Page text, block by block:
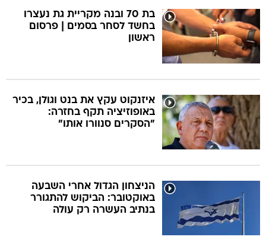
בת 70 ובנה מקריית גת נעצרו
בחשד לסחר בסמים | פרסום
ראשון
איזנקוט עקץ את בנט וגולן, בכיר
באופוזיציה תקף בחזרה:
"הסקרים סנוורו אותו"
הניצחון הגדול אחרי השבעה
באוקטובר: הביקוש להתגורר
בנתיב העשרה רק עולה